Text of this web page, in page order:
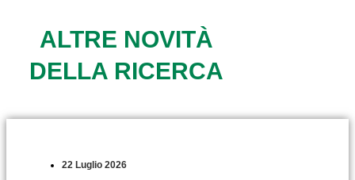
ALTRE NOVITÀ
DELLA RICERCA
22 Luglio 2026